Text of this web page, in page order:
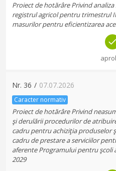
Proiect de hotărâre Privind
registrul agricol pentru trimestrul
masurilor pentru eficientizarea
Nr. 36 / 07.07.2026
Caracter normativ
Proiect de hotărâre Privind
şi derulării procedurilor de
cadru pentru achiziţia produselor
cadru de prestare a serviciilor
aferente Programului pentru şcoli
2029